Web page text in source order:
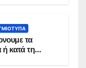
τα
ή κατά τη